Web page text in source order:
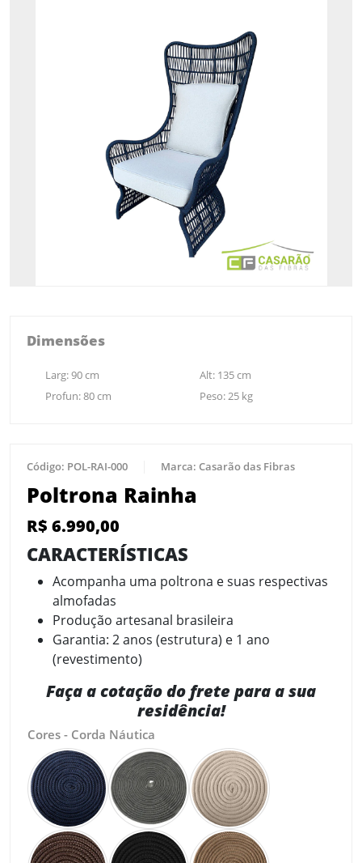
Dimensões
Larg:90cm Alt: 135cm
Profun:80cm Peso:25kg
Código: POL-RAI-000 Marca: Casarão das Fibras
Poltrona Rainha
R$ 6.990,00
CARACTERÍSTICAS
Acompanha uma poltrona e suas respectivas
almofadas
Produção artesanal brasileira
Garantia: 2 anos (estrutura) e 1 ano
(revestimento)
Faça a cotação do frete para a sua
residência!
Cores - Corda Náutica